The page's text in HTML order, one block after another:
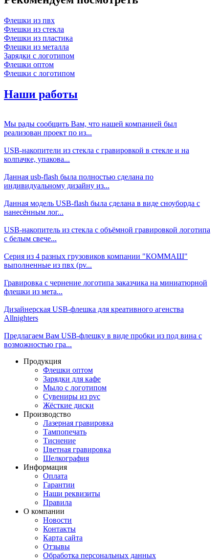
Флешки из пвх
Флешки из стекла
Флешки из пластика
Флешки из металла
Зарядки с логотипом
Флешки оптом
Флешки с логотипом
Наши работы
Мы рады сообщить Вам, что нашей компанией был
реализован проект по из...
USB-накопители из стекла с гравировкой в стекле и на
колпачке, упакова...
Данная usb-flash была полностью сделана по
индивидуальному дизайну из...
Данная модель USB-flash была сделана в виде сноуборда с
нанесённым лог...
USB-накопитель из стекла с объёмной гравировкой логотипа
с белым свече...
Серия из 4 разных грузовиков компании "КОММАШ"
выполненные из пвх (pv...
Гравировка с чернение логотипа заказчика на миниатюрной
флешки из мета...
Дизайнерская USB-флешка для креативного агенства
Allnighters
Предлагаем Вам USB-флешку в виде пробки из под вина с
возможностью гра...
Продукция
Флешки оптом
Зарядки для кафе
Мыло с логотипом
Сувениры из pvc
Жёсткие диски
Производство
Лазерная гравировка
Тампопечать
Тиснение
Цветная гравировка
Шелкография
Информация
Оплата
Гарантии
Наши реквизиты
Правила
О компании
Новости
Контакты
Карта сайта
Отзывы
Обработка персональных данных